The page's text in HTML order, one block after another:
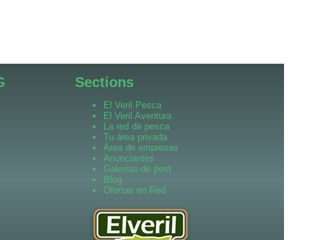
Sections
El Veril Pesca
El Veril Aventura
La red de pesca
Tu área privada
Área de empresas
Anunciantes
Galerías de post
Blog
Ofertas en Red